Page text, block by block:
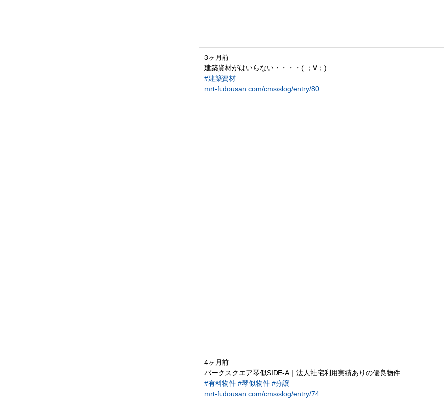
3ヶ月前
建築資材がはいらない・・・・( ；∀；)
#建築資材
mrt-fudousan.com/cms/slog/entry/80
4ヶ月前
パークスクエア琴似SIDE-A｜法人社宅利用実績ありの優良物件
#有料物件 #琴似物件 #分譲
mrt-fudousan.com/cms/slog/entry/74